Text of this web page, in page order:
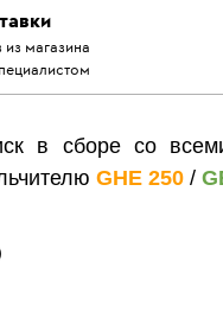
магазина
в сборе со
GHE 250 /